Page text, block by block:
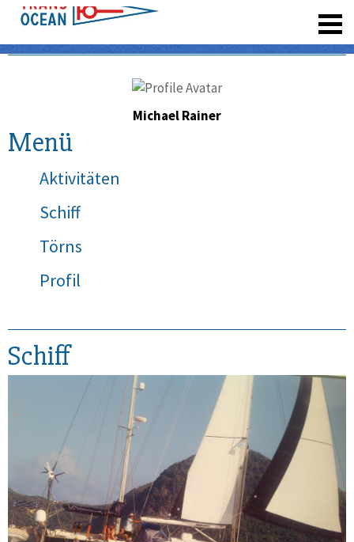
Michael Rainer
Menü
Aktivitäten
Schiff
Törns
Profil
Schiff